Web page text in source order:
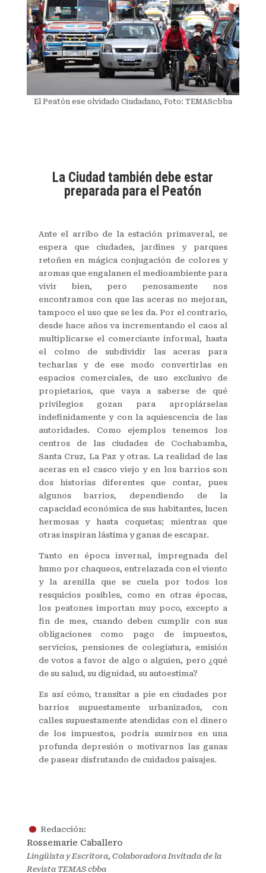
El Peatón ese olvidado Ciudadano, Foto: TEMAScbba
La Ciudad también debe estar
preparada para el Peatón
Ante el arribo de la estación primaveral, se
espera que ciudades, jardines y parques
retoñen en mágica conjugación de colores y
aromas que engalanen el medioambiente para
vivir bien, pero penosamente nos
encontramos con que las aceras no mejoran,
tampoco el uso que se les da. Por el contrario,
desde hace años va incrementando el caos al
multiplicarse el comerciante informal, hasta
el colmo de subdividir las aceras para
techarlas y de ese modo convertirlas en
espacios comerciales, de uso exclusivo de
propietarios, que vaya a saberse de qué
privilegios gozan para apropiárselas
indefinidamente y con la aquiescencia de las
autoridades. Como ejemplos tenemos los
centros de las ciudades de Cochabamba,
Santa Cruz, La Paz y otras. La realidad de las
aceras en el casco viejo y en los barrios son
dos historias diferentes que contar, pues
algunos barrios, dependiendo de la
capacidad económica de sus habitantes, lucen
hermosas y hasta coquetas; mientras que
otras inspiran lástima y ganas de escapar.
Tanto en época invernal, impregnada del
humo por chaqueos, entrelazada con el viento
y la arenilla que se cuela por todos los
resquicios posibles, como en otras épocas,
los peatones importan muy poco, excepto a
fin de mes, cuando deben cumplir con sus
obligaciones como pago de impuestos,
servicios, pensiones de colegiatura, emisión
de votos a favor de algo o alguien, pero ¿qué
de su salud, su dignidad, su autoestima?
Es así cómo, transitar a pie en ciudades por
barrios supuestamente urbanizados, con
calles supuestamente atendidas con el dinero
de los impuestos, podría sumirnos en una
profunda depresión o motivarnos las ganas
de pasear disfrutando de cuidados paisajes.
. Redacción:
Rossemarie Caballero
Lingüista y Escritora, Colaboradora Invitada de la
Revista TEMAS cbba